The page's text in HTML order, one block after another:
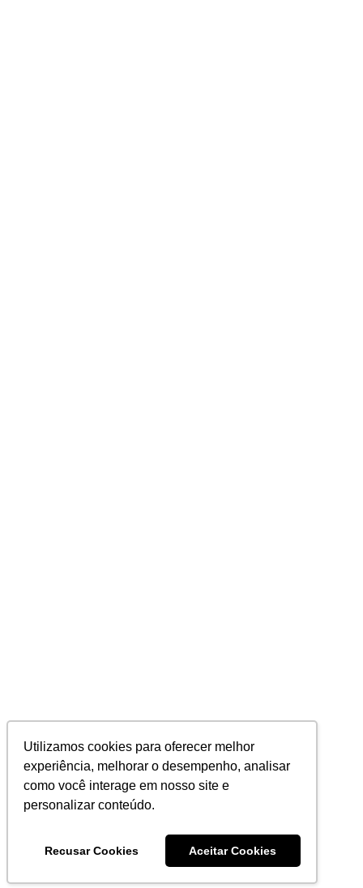
Utilizamos cookies para oferecer melhor
experiência, melhorar o desempenho, analisar
como você interage em nosso site e
personalizar conteúdo.
Recusar Cookies Aceitar Cookies